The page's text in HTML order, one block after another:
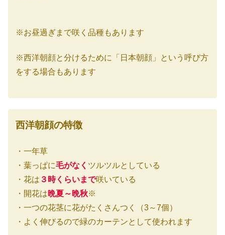
※お昼過ぎまで咲く品種もあります
※西洋朝顔と分けるために「日本朝顔」という呼び方
をする場合もあります
西洋朝顔の特徴
・一年草
・葉っぱに毛がなく ツルツルとしている
・花は ３時くらいまで咲いている
・開花は晩夏～晩秋※
・一つの花茎に花がたくさんつく（3～7個）
・よく伸びるので緑のカーテンとして使われます